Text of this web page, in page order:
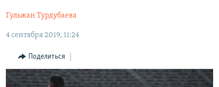
главной
навигации
Вернутся
поиску
ТАДЖИКИСТАН
ҚАЗАҚША
КЫРГЫЗЧА
ЎЗБЕКЧА
ТОҶИКӢ
ПОДПИШИТЕСЬ НА НАС В СОЦСЕТЯХ
Все сайты РСЕ/РС
Гульжан Турдубаева
4 сентября 2019, 11:24
Поделиться